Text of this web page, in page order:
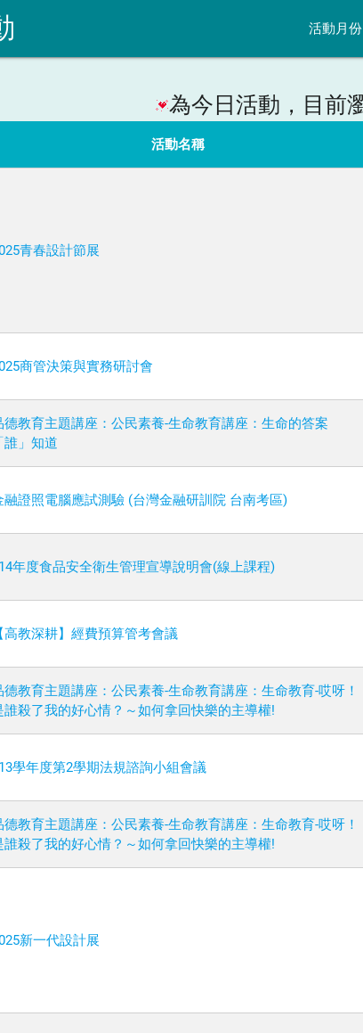
活動月份
為今日活動，目前
活動名稱
青春設計節展
商管決策與實務研討會
德教育主題講座：公民素養-生命教育講座：生命的答案
「誰」知道
融證照電腦應試測驗 (台灣金融研訓院 台南考區)
年度食品安全衛生管理宣導說明會(線上課程)
【高教深耕】經費預算管考會議
德教育主題講座：公民素養-生命教育講座：生命教育-哎呀！
誰殺了我的好心情？～如何拿回快樂的主導權!
學年度第2學期法規諮詢小組會議
德教育主題講座：公民素養-生命教育講座：生命教育-哎呀！
誰殺了我的好心情？～如何拿回快樂的主導權!
新一代設計展